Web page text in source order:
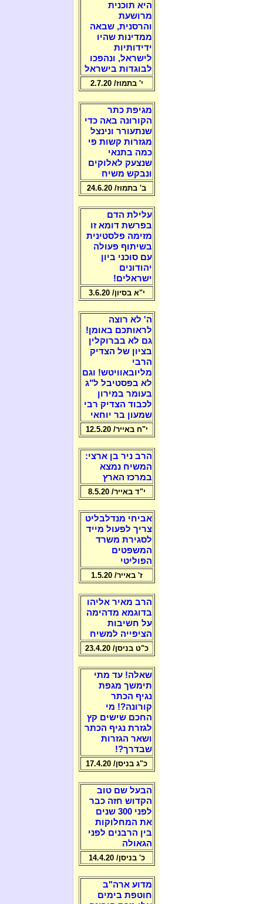
היא תוכנית
מרושעת
והרסנית, שבאה
ממדינות שהיו
ידידותיות
לישראל, ונהפכו
לבוגדות בישראל
י' בתמוז/ 2.7.20
מגיפת כתר
הקורונה באה כדי
שנתעורר ונינצל
מגזרות קשות פי
כמה בתנאי
שנצעק לאלוקים
ונבקש משיח
ב' בתמוז/ 24.6.20
עלילת הדם
בפרשת דומא זו
מזימה פלסטינית
בשיתוף פעולה
עם סוכני ביון
יהודונים
ישראלים!
י"א בסיון/ 3.6.20
ה' לא רוצה
לראותכם באומן!
גם לא בברוקלין
בציון של הצדיק
הרבי
מליובאוויטש! וגם
לא בפסטיבל ל"ג
בעומר במירון
לכבוד הצדיק רבי
שמעון בר יוחאי
י"ח באייר/ 12.5.20
הרב ניר בן ארצי:
המשיח נמצא
במרכז הארץ
י"ד באייר/ 8.5.20
אביחי מנדלבליט
צריך לפעול מייד
לסגירת משרד
המשפטים
הפוליטי
ז' באייר/ 1.5.20
הרב מאיר אליהו
בדוגמא מדהימה
על חשיבות
הציפייה למשיח
כ"ט בניסן/ 23.4.20
שאלה! עד מתי
תימשך מגפת
נגיף הכתר
קורונה?! מי
החכם שישים קץ
לגזרת נגיף הכתר
ושאר הגזרות
שבדרך?!
כ"ג בניסן/ 17.4.20
הבעל שם טוב
הקדוש חזה כבר
לפני 300 שנים
את המחלוקות
בין הרבנים לפני
הגאולה
כ' בניסן/ 14.4.20
מדוע ארה"ב
חוטפת בימים